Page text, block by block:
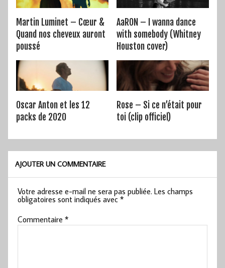
Martin Luminet – Cœur &
Quand nos cheveux auront
poussé
AaRON – I wanna dance
with somebody (Whitney
Houston cover)
Oscar Anton et les 12
packs de 2020
Rose – Si ce n’était pour
toi (clip officiel)
AJOUTER UN COMMENTAIRE
Votre adresse e-mail ne sera pas publiée. Les champs
obligatoires sont indiqués avec*
Commentaire*